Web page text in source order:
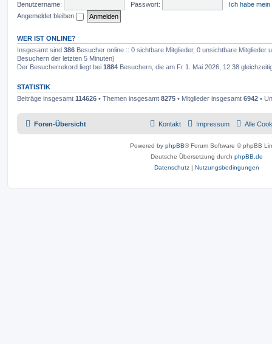
Benutzername:
Passwort:
Ich habe
Angemeldet bleiben
WER IST ONLINE?
Insgesamt sind 386 Besucher online :: 0 sichtbare Mitglieder, 0 unsichtbare Mitglieder
Besuchern der letzten 5 Minuten)
Der Besucherrekord liegt bei 1884 Besuchern, die am Fr 1. Mai 2026, 12:38
STATISTIK
Beiträge insgesamt 114626 • Themen insgesamt 8275 • Mitglieder insgesamt 6942 •
Foren-Übersicht Alle
Impressum
Kontakt
Powered by phpBB® Forum Software © phpBB
Deutsche Übersetzung durch phpBB.de
Datenschutz | Nutzungsbedingungen